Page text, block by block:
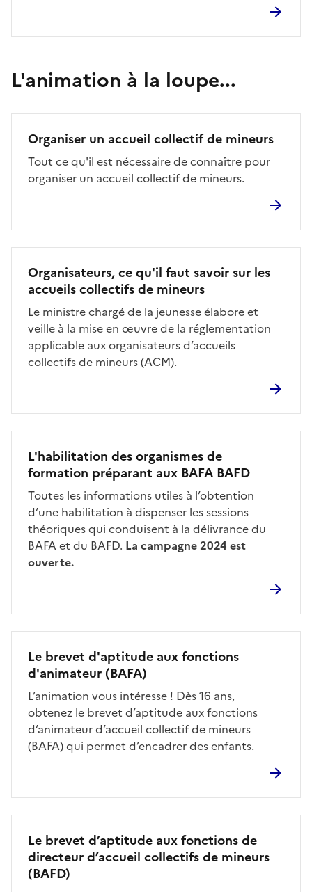
L'animation à la loupe...
Organiser un accueil collectif de mineurs
Tout ce qu'il est nécessaire de connaître pour
organiser un accueil collectif de mineurs.
Organisateurs, ce qu'il faut savoir sur les
accueils collectifs de mineurs
Le ministre chargé de la jeunesse élabore et
veille à la mise en œuvre de la réglementation
applicable aux organisateurs d’accueils
collectifs de mineurs (ACM).
L'habilitation des organismes de
formation préparant aux BAFA BAFD
Toutes les informations utiles à l’obtention
d’une habilitation à dispenser les sessions
théoriques qui conduisent à la délivrance du
BAFA et du BAFD. La campagne 2024 est
ouverte.
Le brevet d'aptitude aux fonctions
d'animateur (BAFA)
L’animation vous intéresse ! Dès 16 ans,
obtenez le brevet d’aptitude aux fonctions
d’animateur d’accueil collectif de mineurs
(BAFA) qui permet d’encadrer des enfants.
Le brevet d’aptitude aux fonctions de
directeur d’accueil collectifs de mineurs
(BAFD)